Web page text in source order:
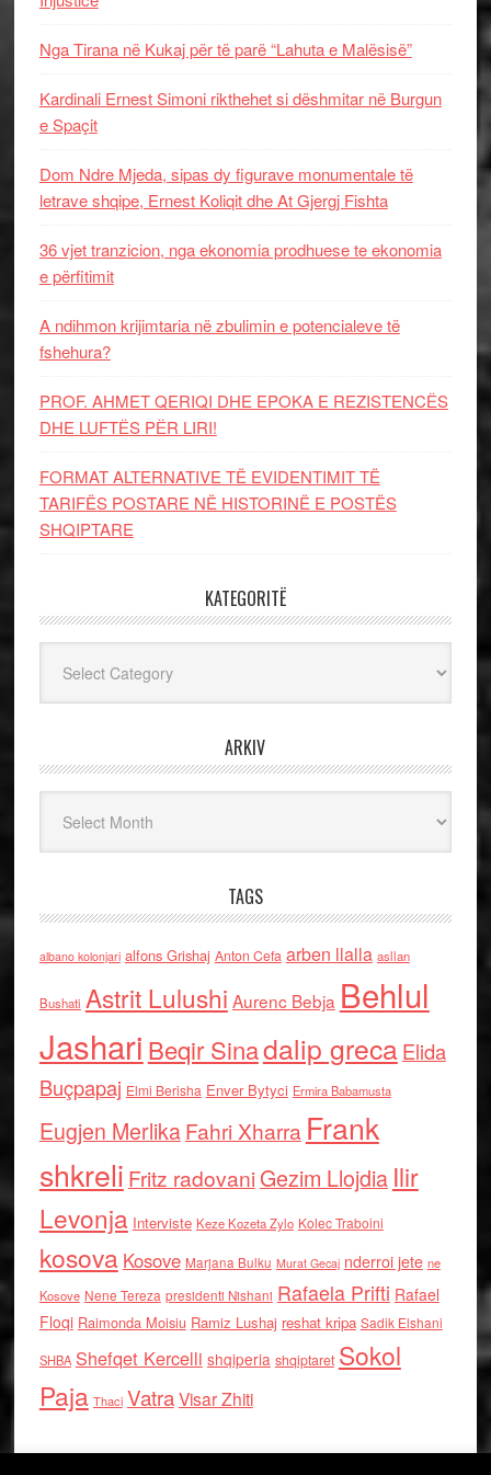
Nga Tirana në Kukaj për të parë “Lahuta e Malësisë”
Kardinali Ernest Simoni rikthehet si dëshmitar në Burgun
e Spaçit
Dom Ndre Mjeda, sipas dy figurave monumentale të
letrave shqipe, Ernest Koliqit dhe At Gjergj Fishta
36 vjet tranzicion, nga ekonomia prodhuese te ekonomia
e përfitimit
A ndihmon krijimtaria në zbulimin e potencialeve të
fshehura?
PROF. AHMET QERIQI DHE EPOKA E REZISTENCЁS
DHE LUFTЁS PЁR LIRI!
FORMAT ALTERNATIVE TË EVIDENTIMIT TË
TARIFËS POSTARE NË HISTORINË E POSTËS
SHQIPTARE
KATEGORITË
ARKIV
TAGS
albano kolonjari alfons Grishaj Anton Cefa arben llalla asllan
Bushati Astrit Lulushi Aurenc Bebja Behlul
Jashari Beqir Sinadalip grecaElida
Buçpapaj Elmi Berisha Enver Bytyci Ermira Babamusta
Eugjen MerlikaFahri Xharra Frank
shkreli Fritz radovaniGezim Llojdia Ilir
Levonja Interviste Keze Kozeta Zylo Kolec Traboini
kosova Kosove Marjana Bulku Murat Gecaj nderroi jete ne
Kosove Nene Tereza presidenti Nishani Rafaela Prifti Rafael
Floqi Raimonda Moisiu Ramiz Lushaj reshat kripa Sadik Elshani
SHBA Shefqet Kercelli shqiperia shqiptaret Sokol
Paja Thaci VatraVisar Zhiti